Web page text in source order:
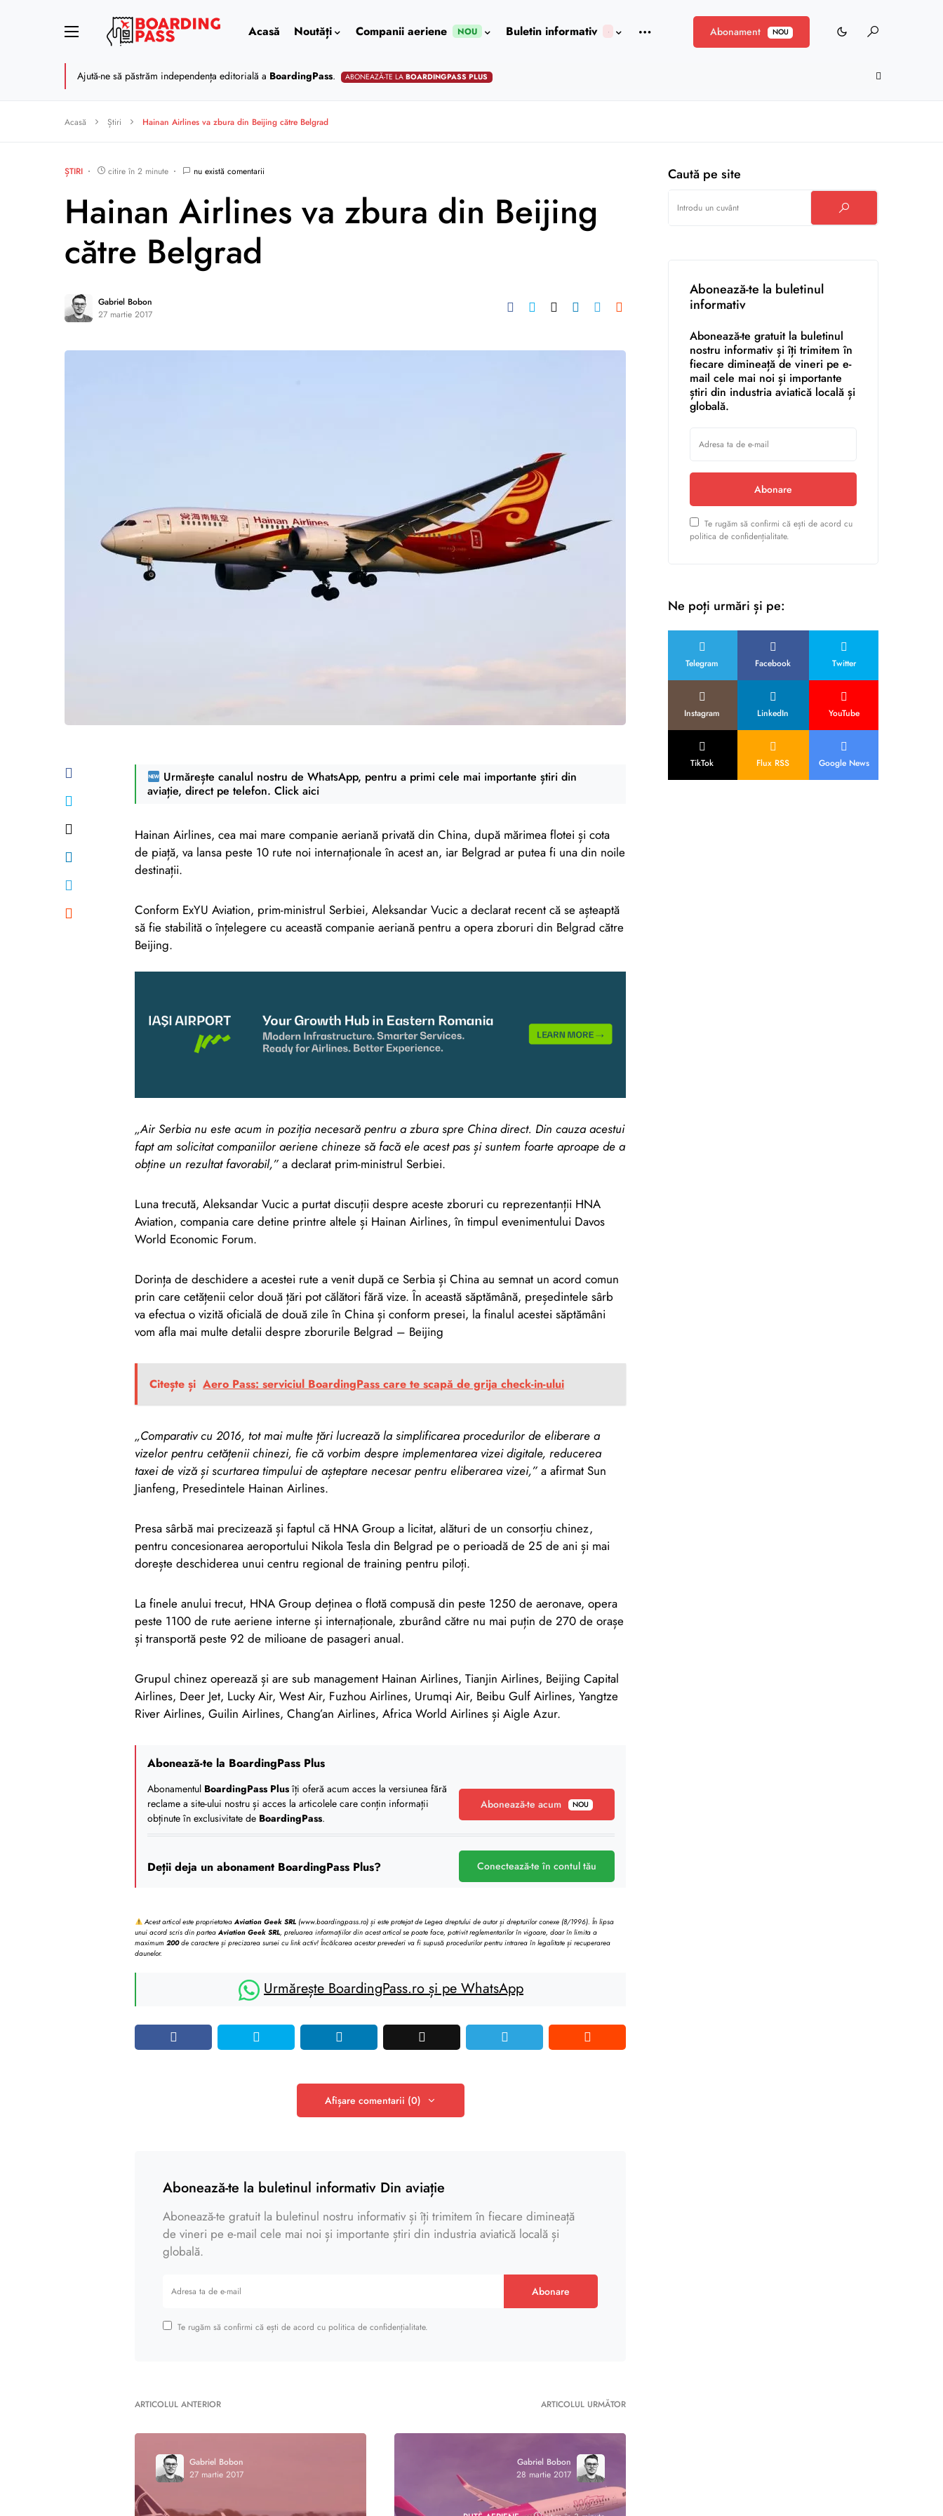
Acasă Noutăți Companii aeriene NOU Buletin informativ Abonament NOU
Ajută-ne să păstrăm independența editorială a BoardingPass. ABONEAZĂ-TE LABOARDINGPASS PLUS
Acasă Știri Hainan Airlines va zbura din Beijing către Belgrad
ȘTIRI citire în 2 minute nu există comentarii
Hainan Airlines va zbura din Beijing
către Belgrad
Gabriel Bobon
27 martie 2017
Urmărește canalul nostru de WhatsApp, pentru a primi cele mai importante știri din
aviație, direct pe telefon. Click aici
Hainan Airlines, cea mai mare companie aeriană privată din China, după mărimea flotei și cota
de piață, va lansa peste 10 rute noi internaționale în acest an, iar Belgrad ar putea fi una din noile
destinații.
Conform ExYU Aviation, prim-ministrul Serbiei, Aleksandar Vucic a declarat recent că se așteaptă
să fie stabilită o înțelegere cu această companie aeriană pentru a opera zboruri din Belgrad către
Beijing.
„Air Serbia nu este acum in poziția necesară pentru a zbura spre China direct. Din cauza acestui
fapt am solicitat companiilor aeriene chineze să facă ele acest pas și suntem foarte aproape de a
obține un rezultat favorabil,” a declarat prim-ministrul Serbiei.
Luna trecută, Aleksandar Vucic a purtat discuții despre aceste zboruri cu reprezentanții HNA
Aviation, compania care detine printre altele și Hainan Airlines, în timpul evenimentului Davos
World Economic Forum.
Dorința de deschidere a acestei rute a venit după ce Serbia și China au semnat un acord comun
prin care cetățenii celor două țări pot călători fără vize. În această săptămână, președintele sârb
va efectua o vizită oficială de două zile în China și conform presei, la finalul acestei săptămâni
vom afla mai multe detalii despre zborurile Belgrad – Beijing
Citește și Aero Pass: serviciul BoardingPass care te scapă de grija check-in-ului
„Comparativ cu 2016, tot mai multe țări lucrează la simplificarea procedurilor de eliberare a
vizelor pentru cetățenii chinezi, fie că vorbim despre implementarea vizei digitale, reducerea
taxei de viză și scurtarea timpului de așteptare necesar pentru eliberarea vizei,” a afirmat Sun
Jianfeng, Presedintele Hainan Airlines.
Presa sârbă mai precizează și faptul că HNA Group a licitat, alături de un consorțiu chinez,
pentru concesionarea aeroportului Nikola Tesla din Belgrad pe o perioadă de 25 de ani și mai
dorește deschiderea unui centru regional de training pentru piloți.
La finele anului trecut, HNA Group deținea o flotă compusă din peste 1250 de aeronave, opera
peste 1100 de rute aeriene interne și internaționale, zburând către nu mai puțin de 270 de orașe
și transportă peste 92 de milioane de pasageri anual.
Grupul chinez operează și are sub management Hainan Airlines, Tianjin Airlines, Beijing Capital
Airlines, Deer Jet, Lucky Air, West Air, Fuzhou Airlines, Urumqi Air, Beibu Gulf Airlines, Yangtze
River Airlines, Guilin Airlines, Chang’an Airlines, Africa World Airlines și Aigle Azur.
Abonează-te la BoardingPass Plus
Abonamentul BoardingPass Plusîți oferă acum acces la versiunea fără
reclame a site-ului nostru și acces la articolele care conțin informații
obținute în exclusivitate de BoardingPass.
Abonează-te acum NOU
Deții deja un abonament BoardingPass Plus? Conectează-te în contul tău
Acest articol este proprietateaAviation Geek SRL (www.boardingpass.ro) și este protejat de Legea dreptului de autor și drepturilor conexe (8/1996). În lipsa
unui acord scris din partea Aviation Geek SRL, preluarea informațiilor din acest articol se poate face, potrivit reglementarilor în vigoare, doar în limita a
maximum 200de caractere și precizarea sursei cu link activ! Încălcarea acestor prevederi va fi supusă procedurilor pentru intrarea în legalitate și recuperarea
daunelor.
Urmărește BoardingPass.ro și pe WhatsApp
Afișare comentarii (0)
Abonează-te la buletinul informativ Din aviație
Abonează-te gratuit la buletinul nostru informativ și îți trimitem în fiecare dimineață
de vineri pe e-mail cele mai noi și importante știri din industria aviatică locală și
globală.
Abonare
Te rugăm să confirmi că ești de acord cu politica de confidențialitate.
ARTICOLUL ANTERIOR
Gabriel Bobon
27 martie 2017
ARTICOLUL URMĂTOR
Gabriel Bobon
28 martie 2017
Caută pe site
Abonează-te la buletinul
informativ
Abonează-te gratuit la buletinul
nostru informativ și îți trimitem în
fiecare dimineață de vineri pe e-
mail cele mai noi și importante
știri din industria aviatică locală și
globală.
Abonare
Te rugăm să confirmi că ești de acord cu
politica de confidențialitate.
Ne poți urmări și pe:
Telegram Facebook Twitter
Instagram LinkedIn YouTube
TikTok Flux RSS Google News